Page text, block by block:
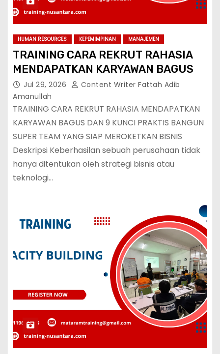
HUMAN RESOURCES KEPEMIMPINAN MANAJEMEN
TRAINING CARA REKRUT RAHASIA
MENDAPATKAN KARYAWAN BAGUS
Jul 29, 2026
Content Writer Fattah Adib
Amanullah
TRAINING CARA REKRUT RAHASIA MENDAPATKAN
KARYAWAN BAGUS DAN 9 KUNCI PRAKTIS BANGUN
SUPER TEAM YANG SIAP MEROKETKAN BISNIS
Deskripsi Keberhasilan sebuah perusahaan tidak
hanya ditentukan oleh strategi bisnis atau
teknologi…